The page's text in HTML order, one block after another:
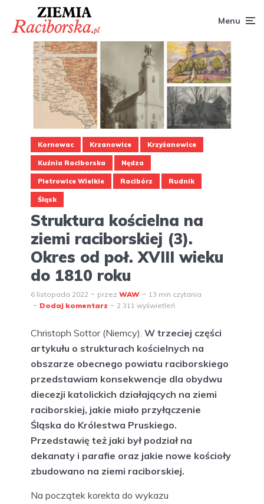
Menu
Kornowac Krzanowice Krzyżanowice
Kuźnia Raciborska Nędza
Pietrowice Wielkie Racibórz Rudnik
Śląsk
Struktura kościelna na
ziemi raciborskiej (3).
Okres od poł. XVIII wieku
do 1810 roku
6 listopada 2022 przez WAW
13 min czytania
Dodaj komentarz
2 311 wyświetleń
Christoph Sottor (Niemcy). W trzeciej części
artykułu o strukturach kościelnych na
obszarze obecnego powiatu raciborskiego
przedstawiam konsekwencje dla obydwu
diecezji katolickich działających na ziemi
raciborskiej, jakie miało przyłączenie
Śląska do Królestwa Pruskiego.
Przedstawię też jaki był podział na
dekanaty i parafie oraz jakie nowe kościoły
zbudowano na ziemi raciborskiej.
Na początek korekta do wykazu